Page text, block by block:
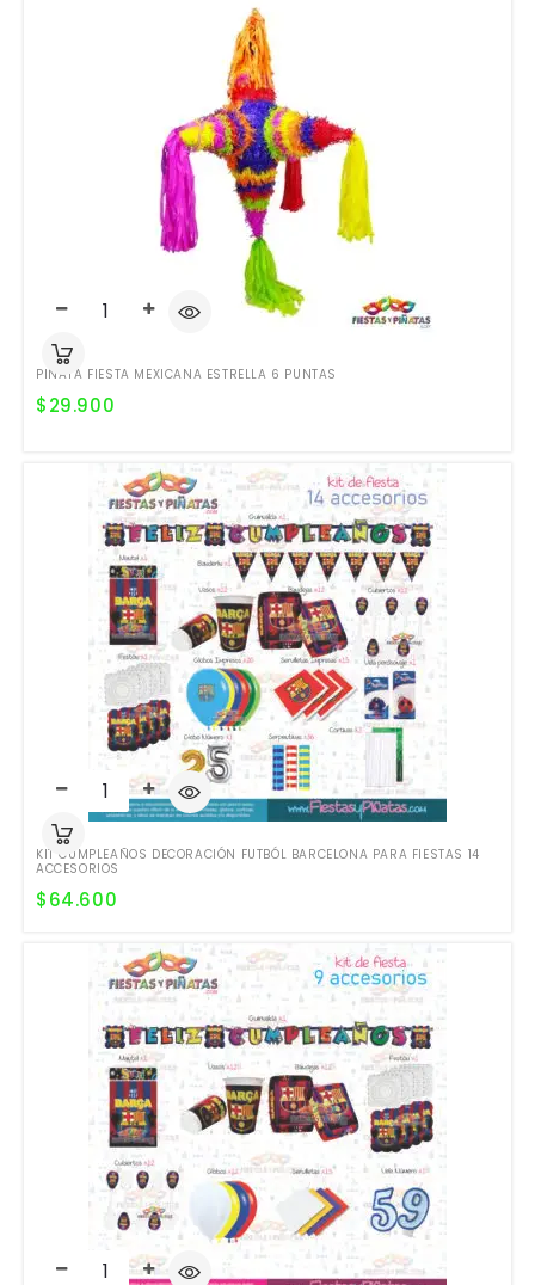
PIÑATA FIESTA MEXICANA ESTRELLA 6 PUNTAS
$29.900
KIT CUMPLEAÑOS DECORACIÓN FUTBÓL BARCELONA PARA FIESTAS 14
ACCESORIOS
$64.600